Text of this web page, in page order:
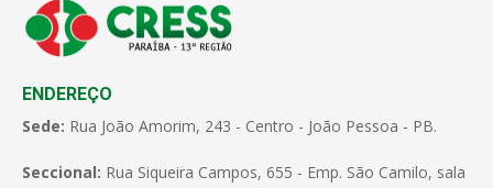
ENDEREÇO
Sede: Rua João Amorim, 243 - Centro - João Pessoa - PB.
Seccional: Rua Siqueira Campos, 655 - Emp. São Camilo, sala